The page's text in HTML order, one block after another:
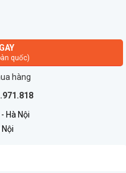
quốc)
hàng
Hà Nội